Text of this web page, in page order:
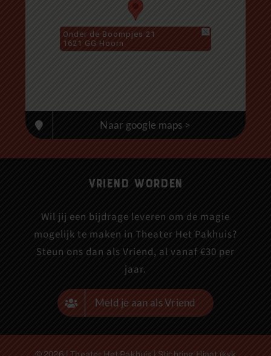
Onder de Boompjes 21
1621 GG Hoorn
Naar google maps >
Vriend worden
Wil jij een bijdrage leveren om de magie
mogelijk te maken in Theater Het Pakhuis?
Steun ons dan als Vriend, al vanaf €30 per
jaar.
Meld je aan als Vriend